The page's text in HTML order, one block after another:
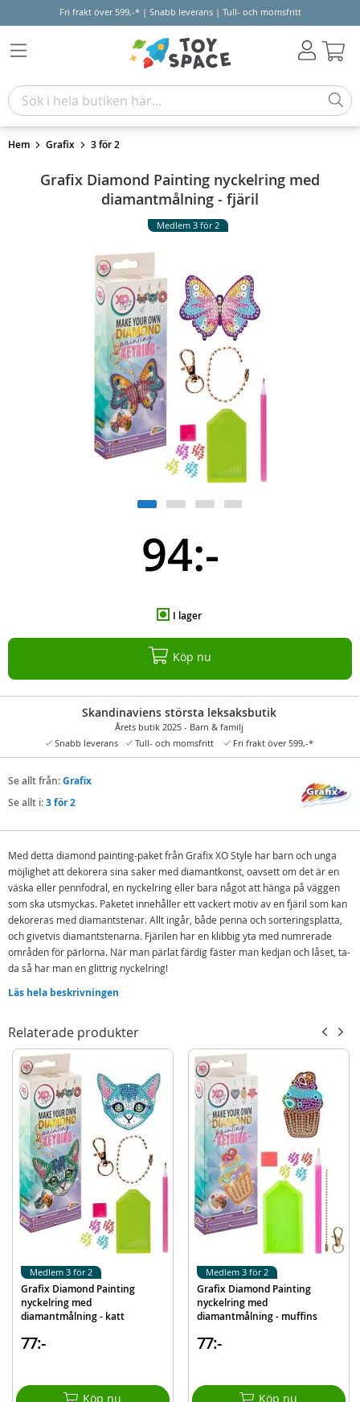
Fri frakt över 599,-* | Snabb leverans | Tull- och momsfritt
Hem Grafix 3 för 2
Grafix Diamond Painting nyckelring med
diamantmålning - fjäril
Medlem 3 för 2
94:-
I lager
Köp nu
Skandinaviens största leksaksbutik
Årets butik 2025 - Barn & familj
Snabb leverans
Tull- och momsfritt Fri frakt över 599,-*
Se allt från:Grafix
Se allt i:3 för 2
Med detta diamond painting-paket från Grafix XO Style har barn och unga
möjlighet att dekorera sina saker med diamantkonst, oavsett om det är en
väska eller pennfodral, en nyckelring eller bara något att hänga på väggen
som ska utsmyckas. Paketet innehåller ett vackert motiv av en fjäril som kan
dekoreras med diamantstenar. Allt ingår, både penna och sorteringsplatta,
och givetvis diamantstenarna. Fjärilen har en klibbig yta med numrerade
områden för pärlorna. När man pärlat färdig fäster man kedjan och låset, ta-
da så har man en glittrig nyckelring!
Detta pysselpaket kombinerar glädjen och lugnet med att pärla med
Innehåller:
Motiv av en fjäril med häftande yta
Färgglada pärlor
Pärlpenna och vax
Sorteringsplatta
Kedja och lås
Detaljer:
Ålder: från 6 år
Modell 260001-butterfly
EAN 8715427088266
Varumärke Grafix
Läs hela beskrivningen
Relaterade produkter
Grafix Diamond Painting
nyckelring med
diamantmålning - katt
77:-
Köp nu
Medlem 3 för 2
Grafix Diamond Painting
nyckelring med
diamantmålning - muffins
77:-
Köp nu
Medlem 3 för 2